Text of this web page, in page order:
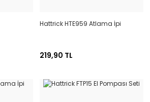
Hattrick HTE959 Atlama İpi
219,90 TL